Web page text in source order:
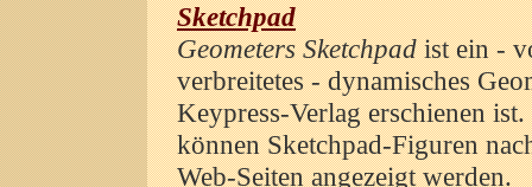
Sketchpad
Geometers Sketchpadist ein -
verbreitetes - dynamisches
Keypress-Verlag erschienen
können Sketchpad-Figuren
Web-Seiten angezeigt werden.